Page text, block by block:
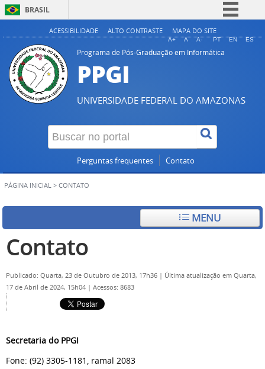
BRASIL
Simplifique!
Comunica BR
Legislação
Canais
ACESSIBILIDADE ALTO CONTRASTE MAPA DO SITE
A+ A A- PT EN ES
Programa de Pós-Graduação em Informática
PPGI
UNIVERSIDADE FEDERAL DO AMAZONAS
Perguntas frequentes Contato
PÁGINA INICIAL > CONTATO
MENU
Contato
Publicado: Quarta, 23 de Outubro de 2013, 17h36 | Última atualização em Quarta,
17 de Abril de 2024, 15h04 | Acessos: 8683
Secretaria do PPGI
Fone: (92) 3305-1181, ramal 2083